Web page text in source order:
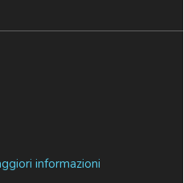
informazioni